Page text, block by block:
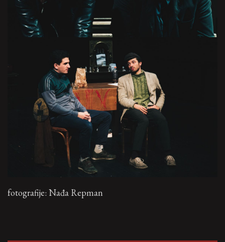
fotografije: Nađa Repman